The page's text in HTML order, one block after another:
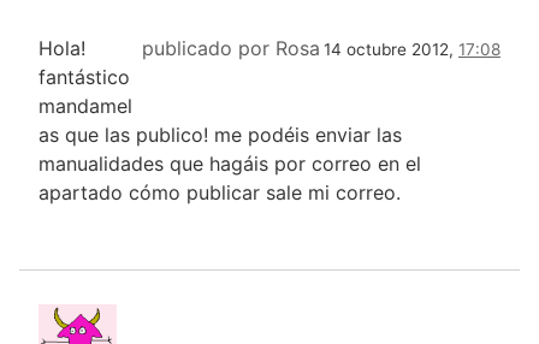
publicado por Rosa 14 octubre 2012, 17:08
Hola!
fantástico
mandamel
as que las publico! me podéis enviar las
manualidades que hagáis por correo en el
apartado cómo publicar sale mi correo.